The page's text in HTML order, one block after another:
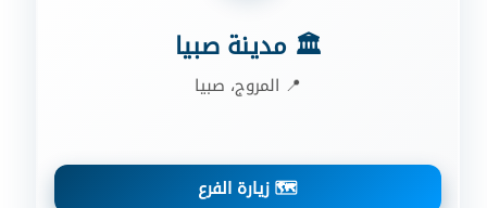
🏛️ مدينة صبيا
📍 المروج، صبيا
🗺️ زيارة الفرع